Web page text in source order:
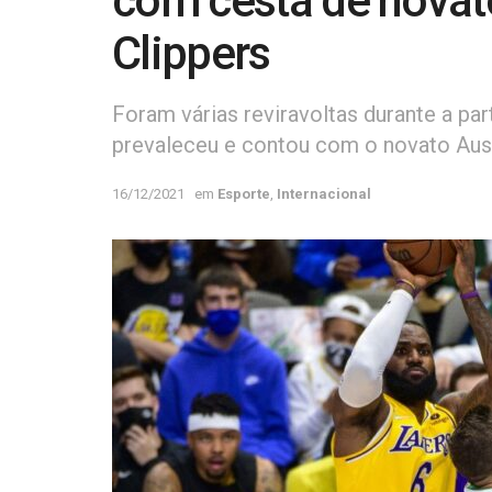
Clippers
Foram várias reviravoltas durante a
prevaleceu e contou com o novato
16/12/2021 em Esporte Internacional